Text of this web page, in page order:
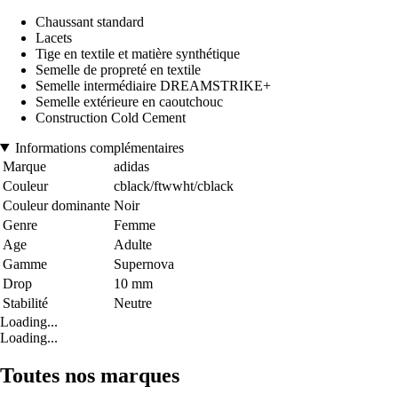
Chaussant standard
Lacets
Tige en textile et matière synthétique
Semelle de propreté en textile
Semelle intermédiaire DREAMSTRIKE+
Semelle extérieure en caoutchouc
Construction Cold Cement
Informations complémentaires
Marque
adidas
Couleur
cblack/ftwwht/cblack
Couleur dominante Noir
Genre
Femme
Age
Adulte
Gamme
Supernova
Drop
10 mm
Stabilité
Neutre
Loading...
Loading...
Toutes nos marques